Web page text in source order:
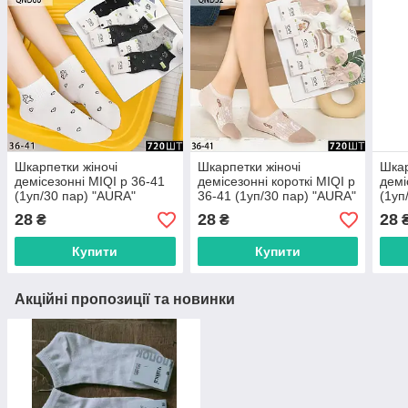
Шкарпетки жіночі
демісезонні MIQI р 36-41
(1уп/30 пар) "AURA"
купити гуртом в Одесі на 7
км
28 ₴
Купити
Шкарпетки жіночі
демісезонні короткі MIQI р
36-41 (1уп/30 пар) "AURA"
купити гуртом в Одесі на 7
км
28₴
Купити
км
28
Акційні пропозиції та новинки